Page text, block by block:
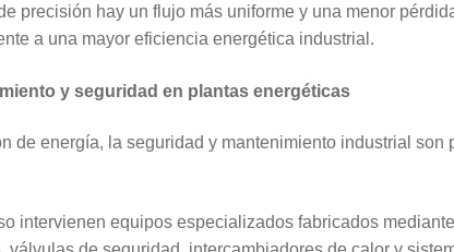
precisión hay un flujo más uniforme y una menor
a una mayor eficiencia energética industrial.
y seguridad en plantas energéticas
de energía, la seguridad y mantenimiento industrial son
intervienen equipos especializados fabricados